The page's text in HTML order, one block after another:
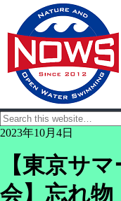
2023年10月4日
【東京サ
会】忘れ物